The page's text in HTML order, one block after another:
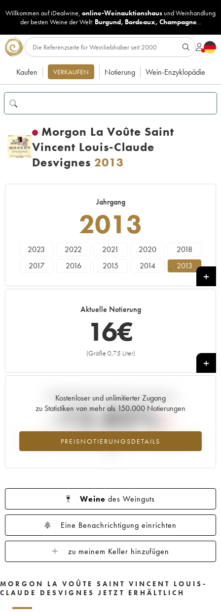
Willkommen auf iDealwine, online-Weinauktionshaus undWeinhandlung
der besten Weine der Welt: Burgund, Bordeaux, Champagne...
Kaufen VERKAUFEN Notierung Wein-Enzyklopädie
Morgon La Voûte Saint
Vincent Louis-Claude
Desvignes 2013
Jahrgang
2013
2023 2022 2021 2020
2018
2017
2016 2015 2014
2013
Aktuelle Notierung
16€
(Größe 0,75 Liter)
+
Kostenloser und unlimitierter Zugang
zu Statistiken von mehr als 150.000 Notierungen
PREISNOTIERUNGSDETAILS
Aktuelle Entwicklung der Preisnotierung
-12.83%
Preisabfall des Jahrgangs 2013 im Jahr 2026 im Vergleich zum Jahr
Weine des Weinguts
Eine Benachrichtigung einrichten
zu meinem Keller hinzufügen
MORGON LA VOÛTE SAINT VINCENT LOUIS-
CLAUDE DESVIGNES JETZT ERHÄLTLICH